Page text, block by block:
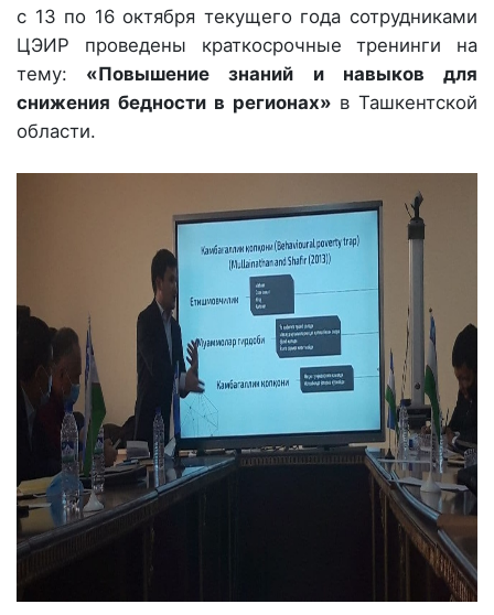
с 13 по 16 октября текущего года сотрудниками
ЦЭИР проведены краткосрочные тренинги на
тему: «Повышение знаний и навыков для
снижения бедности в регионах» в Ташкентской
области.